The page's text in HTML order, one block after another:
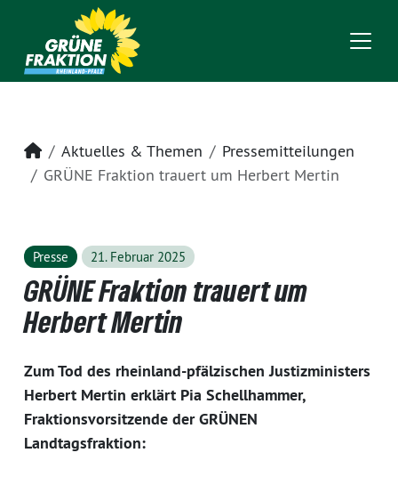
Startseite
Aktuelles & Themen
Pressemitteilungen
GRÜNE Fraktion trauert um Herbert Mertin
Presse 21. Februar 2025
GRÜNE Fraktion trauert um
Herbert Mertin
Zum Tod des rheinland-pfälzischen Justizministers
Herbert Mertin erklärt Pia Schellhammer,
Fraktionsvorsitzende der GRÜNEN
Landtagsfraktion: